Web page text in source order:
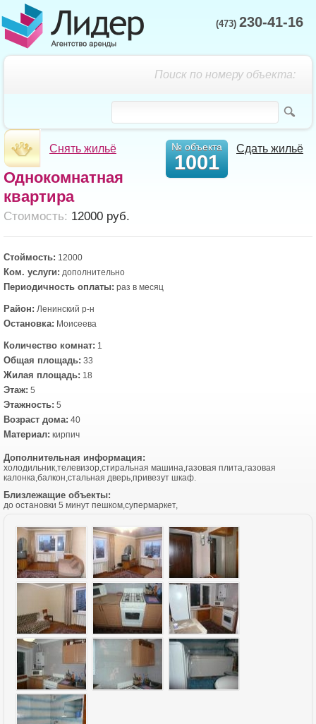
(473) 230-41-16
Поиск по номеру объекта:
Снять жильё Сдать жильё
№ объекта
1001
Однокомнатная
квартира
Cтоимость: 12000 руб.
Стоймость: 12000
Ком. услуги: дополнительно
Периодичность оплаты: раз в месяц
Район: Ленинский р-н
Остановка: Моисеева
Количество комнат: 1
Общая площадь: 33
Жилая площадь: 18
Этаж: 5
Этажность: 5
Возраст дома: 40
Материал: кирпич
Дополнительная информация:
холодильник,телевизор,стиральная машина,газовая плита,газовая
калонка,балкон,стальная дверь,привезут шкаф.
Близлежащие объекты:
до остановки 5 минут пешком,супермаркет,